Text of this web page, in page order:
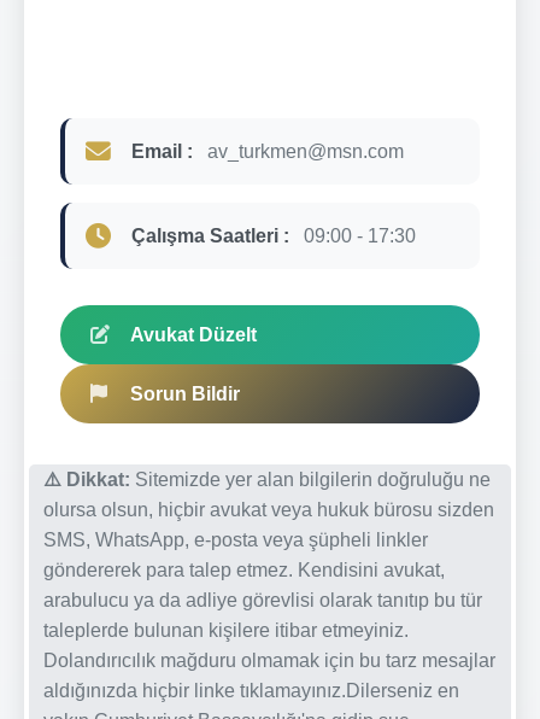
Email : av_turkmen@msn.com
Çalışma Saatleri : 09:00 - 17:30
Avukat Düzelt
Sorun Bildir
⚠️ Dikkat: Sitemizde yer alan bilgilerin doğruluğu ne
olursa olsun, hiçbir avukat veya hukuk bürosu sizden
SMS, WhatsApp, e-posta veya şüpheli linkler
göndererek para talep etmez. Kendisini avukat,
arabulucu ya da adliye görevlisi olarak tanıtıp bu tür
taleplerde bulunan kişilere itibar etmeyiniz.
Dolandırıcılık mağduru olmamak için bu tarz mesajlar
aldığınızda hiçbir linke tıklamayınız.Dilerseniz en